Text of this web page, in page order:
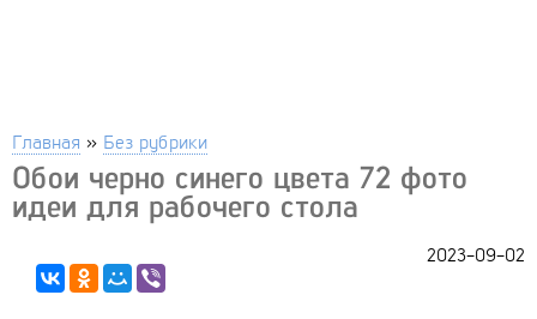
Главная » Без рубрики
Обои черно синего цвета 72 фото
идеи для рабочего стола
2023-09-02